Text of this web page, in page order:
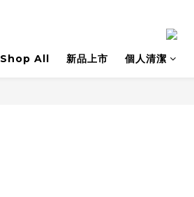
Shop All 新品上市 個人清潔